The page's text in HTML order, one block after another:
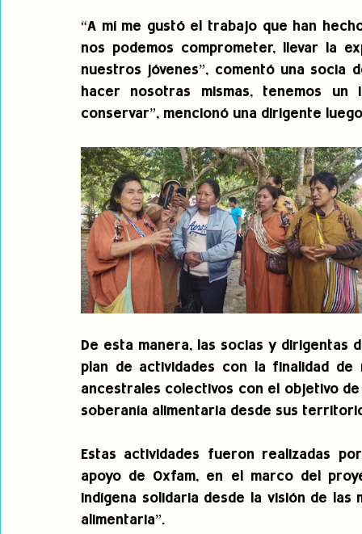
“A mí me gustó el trabajo que han
nos podemos comprometer, llevar la
nuestros jóvenes”, comentó una socia
hacer nosotras mismas, tenemos un
conservar”, mencionó una dirigente
De esta manera, las socias y dirigentas
plan de actividades con la finalidad
ancestrales colectivos con el objetivo
soberanía alimentaria desde sus
Estas actividades fueron realizadas por
apoyo de Oxfam, en el marco del
indígena solidaria desde la visión de
alimentaria”.